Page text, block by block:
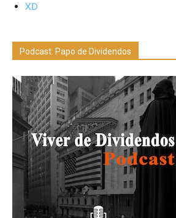
XD
Podcast: Papo de Dividendos